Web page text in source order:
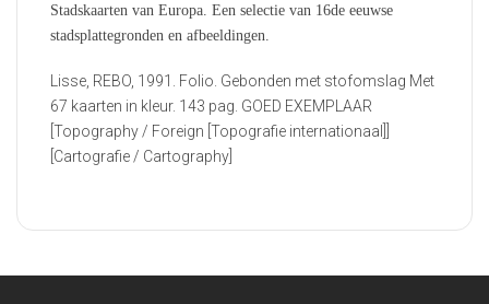
Stadskaarten van Europa. Een selectie van 16de eeuwse
stadsplattegronden en afbeeldingen.
Lisse, REBO, 1991. Folio. Gebonden met stofomslag Met
67 kaarten in kleur. 143 pag. GOED EXEMPLAAR
[Topography / Foreign [Topografie internationaal]]
[Cartografie / Cartography]